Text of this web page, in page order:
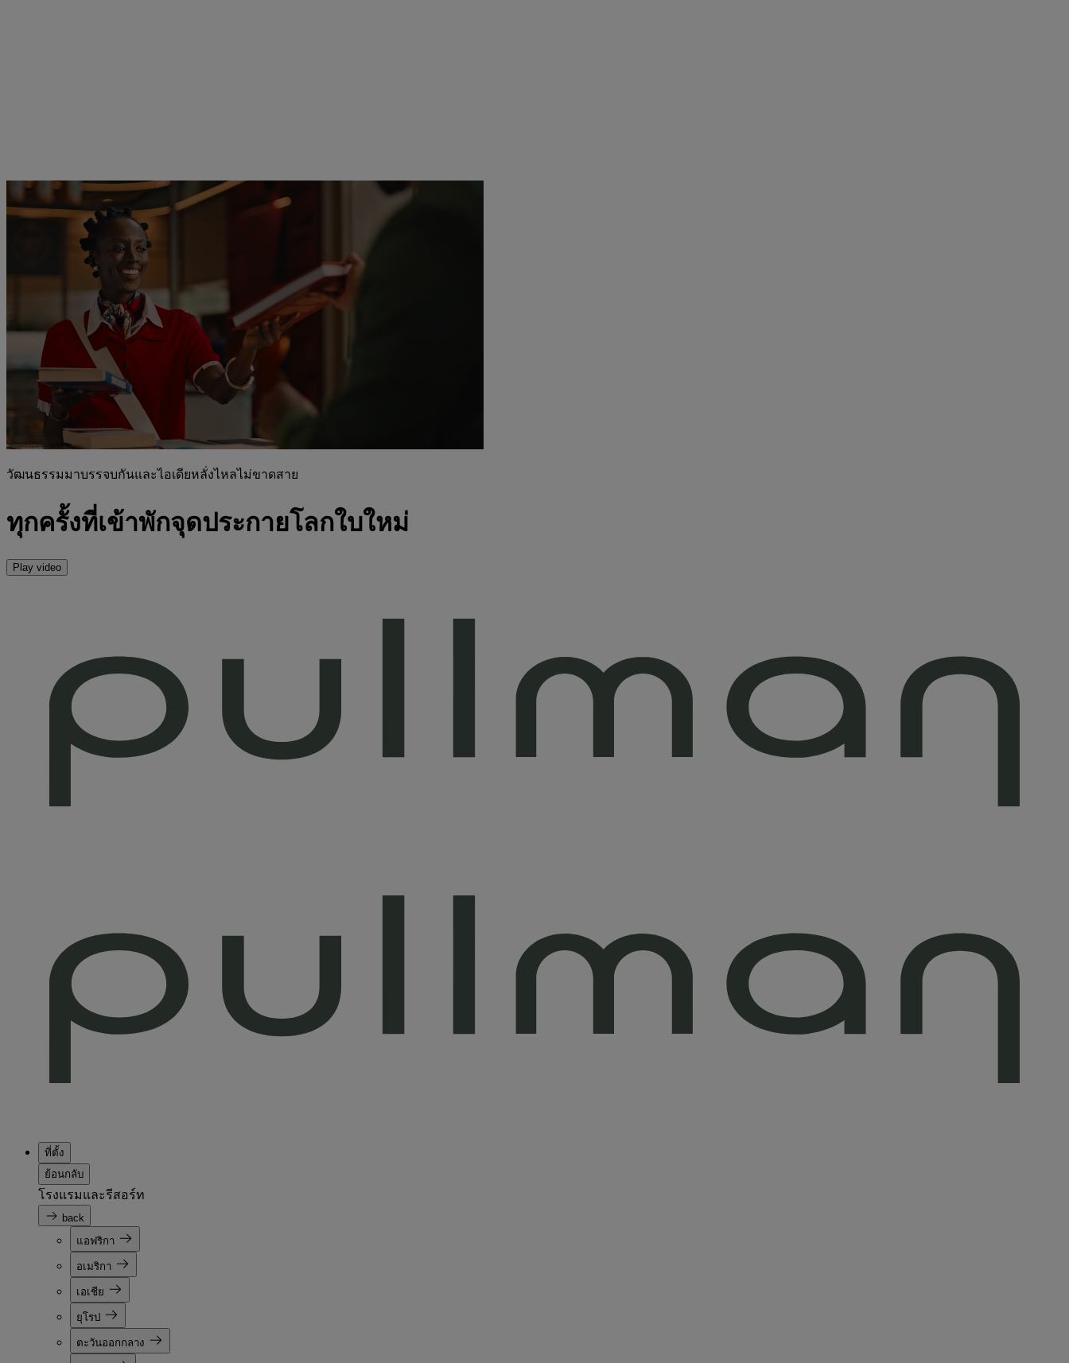
วัฒนธรรมมาบรรจบกันและไอเดียหลั่งไหลไม่ขาดสาย
ทุกครั้งที่เข้าพักจุดประกายโลกใบใหม่
Play video
ที่ตั้ง
ย้อนกลับ
โรงแรมและรีสอร์ท
back
แอฟริกา
อเมริกา
เอเชีย
ยุโรป
ตะวันออกกลาง